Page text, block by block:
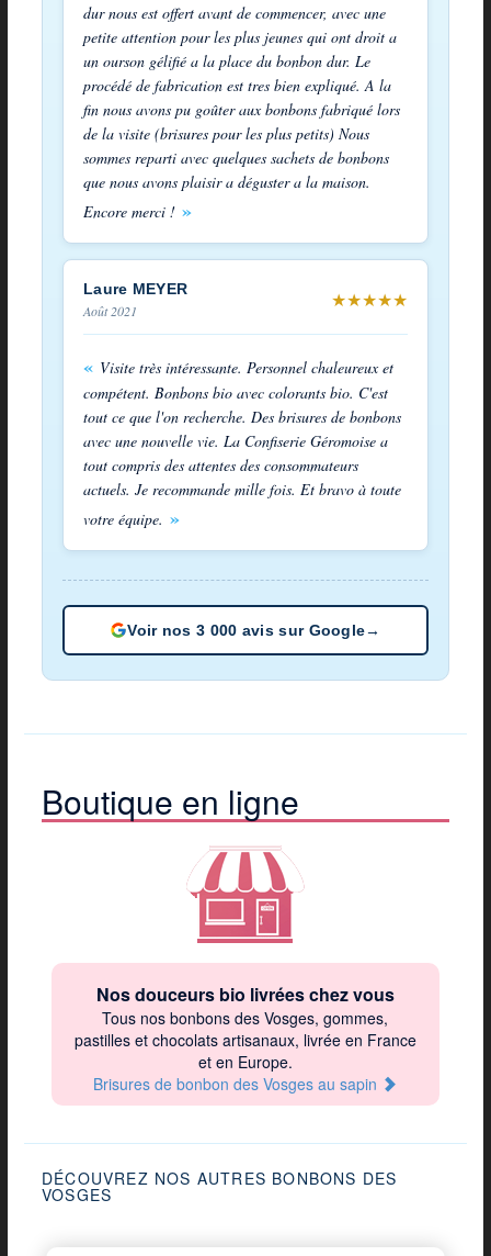
dur nous est offert avant de commencer, avec une
petite attention pour les plus jeunes qui ont droit a
un ourson gélifié a la place du bonbon dur. Le
procédé de fabrication est tres bien expliqué. A la
fin nous avons pu goûter aux bonbons fabriqué lors
de la visite (brisures pour les plus petits) Nous
sommes reparti avec quelques sachets de bonbons
que nous avons plaisir a déguster a la maison.
Encore merci !
Laure MEYER
Août 2021
★★★★★
Visite très intéressante. Personnel chaleureux et
compétent. Bonbons bio avec colorants bio. C'est
tout ce que l'on recherche. Des brisures de bonbons
avec une nouvelle vie. La Confiserie Géromoise a
tout compris des attentes des consommateurs
actuels. Je recommande mille fois. Et bravo à toute
votre équipe.
Voir nos 3 000 avis sur Google→
Boutique en ligne
Nos douceurs bio livrées chez vous
Tous nos bonbons des Vosges, gommes,
pastilles et chocolats artisanaux, livrée en France
et en Europe.
Brisures de bonbon des Vosges au sapin
DÉCOUVREZ NOS AUTRES BONBONS DES
VOSGES